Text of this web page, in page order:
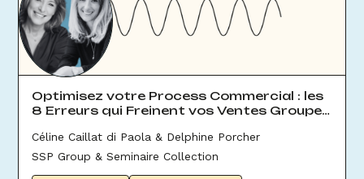
Optimisez votre Process Commercial : les
8 Erreurs qui Freinent vos Ventes Groupes
Céline Caillat di Paola & Delphine Porcher
SSP Group & Seminaire Collection